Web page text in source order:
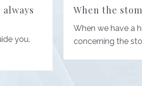
you.
When the
When we have a
concerning the